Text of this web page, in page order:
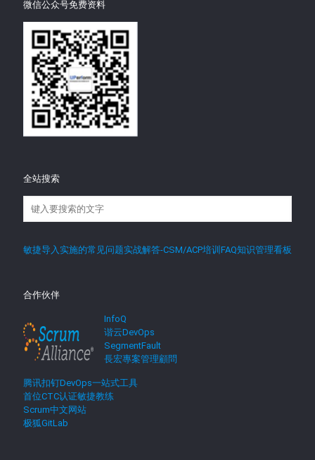
微信公众号免费资料
全站搜索
敏捷导入实施的常见问题实战解答-CSM/ACP培训FAQ知识管理看板
合作伙伴
InfoQ
谐云DevOps
SegmentFault
長宏專案管理顧問
腾讯扣钉DevOps一站式工具
首位CTC认证敏捷教练
Scrum中文网站
极狐GitLab